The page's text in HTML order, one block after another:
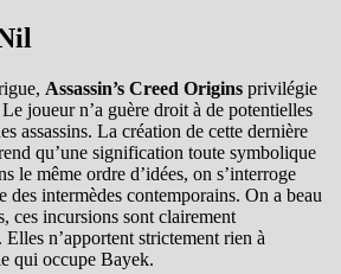
Assassin’s Creed Origins privilégie
joueur n’a guère droit à de potentielles
assassins. La création de cette dernière
qu’une signification toute symbolique
le même ordre d’idées, on s’interroge
des intermèdes contemporains. On a beau
ces incursions sont clairement
Elles n’apportent strictement rien à
qui occupe Bayek.